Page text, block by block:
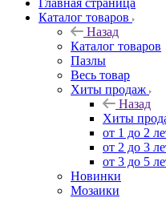
Главная страница
Каталог товаров
Назад
Каталог товаров
Пазлы
Весь товар
Хиты продаж
Назад
Хиты
от 1 до 2
от 2 до 3
от 3 до 5
Новинки
Мозаики